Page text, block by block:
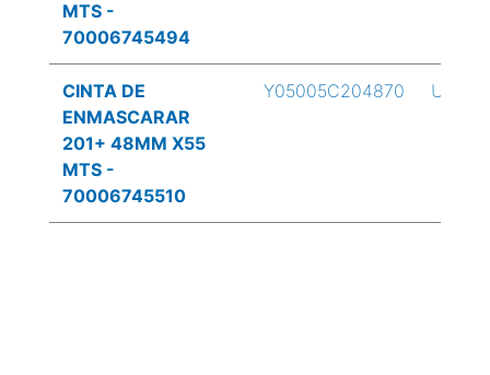
MTS -
70006745494
CINTA DE
ENMASCARAR
201+ 48MM X55
MTS -
70006745510
Y05005C204870 UND